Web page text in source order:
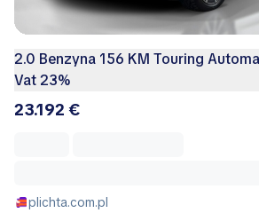
2.0 Benzyna 156 KM Touring
Vat 23%
23.192 €
plichta.com.pl